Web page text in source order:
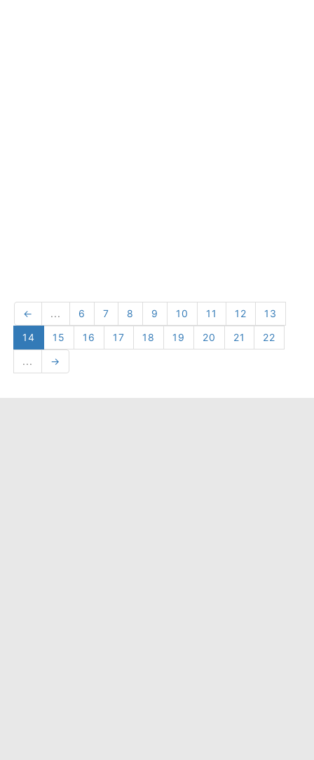
← ... 6 7 8 9 10 11 12
13
14
15 16 17 18 19 20 21
22
...
→